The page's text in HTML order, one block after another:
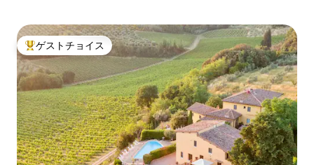
大好評のゲストチョイスです。
ゲストチョイス